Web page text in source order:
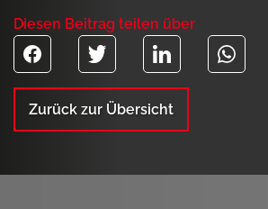
Diesen Beitrag teilen über
Zurück zur Übersicht